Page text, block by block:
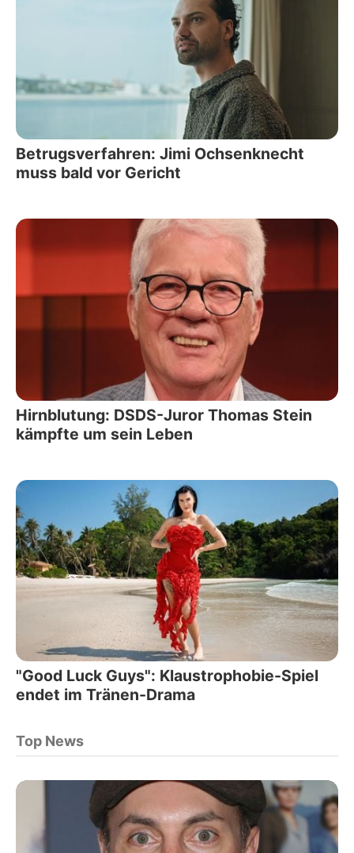
Betrugsverfahren: Jimi Ochsenknecht
muss bald vor Gericht
Hirnblutung: DSDS-Juror Thomas Stein
kämpfte um sein Leben
"Good Luck Guys": Klaustrophobie-Spiel
endet im Tränen-Drama
Top News